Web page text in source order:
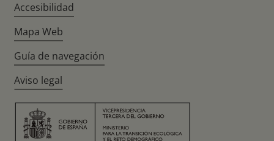
Accesibilidad
Mapa Web
Guía de navegación
Aviso legal